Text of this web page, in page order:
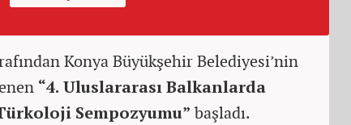
Konya Büyükşehir Belediyesi’nin
“4. Uluslararası Balkanlarda
Sempozyumu” başladı.